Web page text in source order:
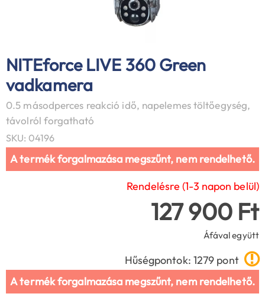
NITEforce LIVE 360 Green
vadkamera
0.5 másodperces reakció idő, napelemes töltőegység,
távolról forgatható
SKU: 04196
A termék forgalmazása megszűnt, nem rendelhető.
Rendelésre (1-3 napon belül)
127 900 Ft
Áfával együtt
Hűségpontok: 1279 pont
A termék forgalmazása megszűnt, nem rendelhető.